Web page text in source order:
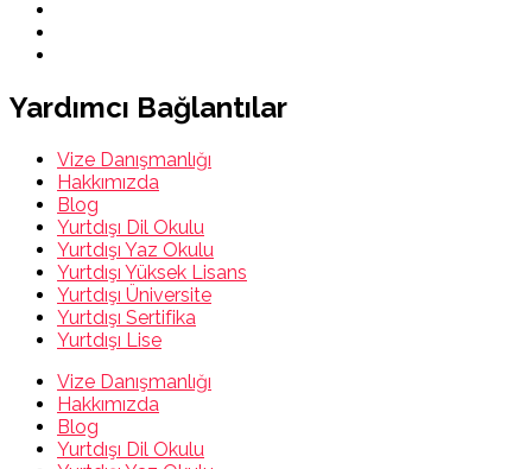
Yardımcı Bağlantılar
Vize Danışmanlığı
Hakkımızda
Blog
Yurtdışı Dil Okulu
Yurtdışı Yaz Okulu
Yurtdışı Yüksek Lisans
Yurtdışı Üniversite
Yurtdışı Sertifika
Yurtdışı Lise
Vize Danışmanlığı
Hakkımızda
Blog
Yurtdışı Dil Okulu